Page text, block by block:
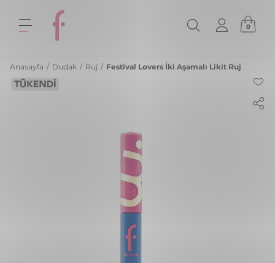
0
Anasayfa / Dudak / Ruj / Festival Lovers İki Aşamalı Likit Ruj